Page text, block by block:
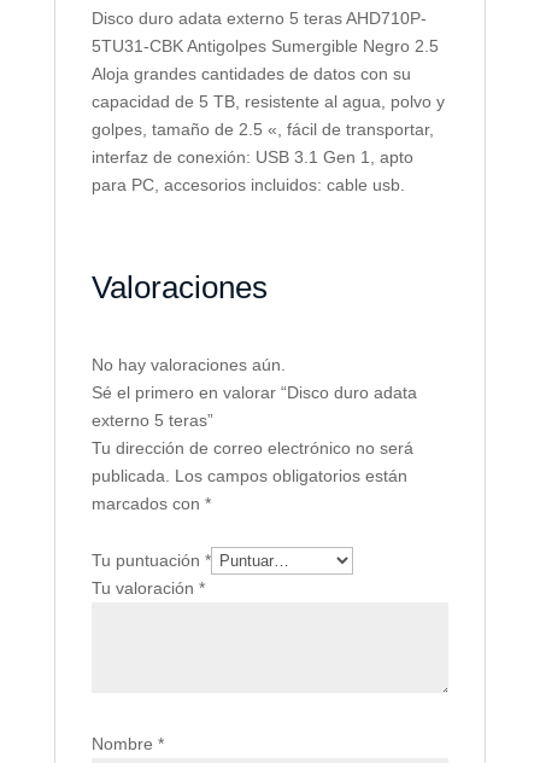
Disco duro adata externo 5 teras AHD710P-
5TU31-CBK Antigolpes Sumergible Negro 2.5
Aloja grandes cantidades de datos con su
capacidad de 5 TB, resistente al agua, polvo y
golpes, tamaño de 2.5 «, fácil de transportar,
interfaz de conexión: USB 3.1 Gen 1, apto
para PC, accesorios incluidos: cable usb.
Valoraciones
No hay valoraciones aún.
Sé el primero en valorar “Disco duro adata
externo 5 teras”
Tu dirección de correo electrónico no será
publicada. Los campos obligatorios están
marcados con *
Tu puntuación *
Tu valoración *
Nombre *